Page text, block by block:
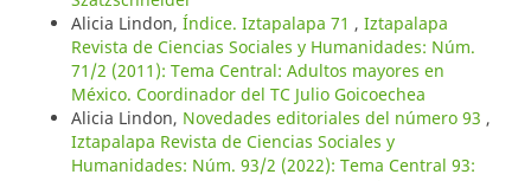
Alicia Lindon, Índice. Iztapalapa 71 , Iztapalapa
Revista de Ciencias Sociales y Humanidades: Núm.
71/2 (2011): Tema Central: Adultos mayores en
México. Coordinador del TC Julio Goicoechea
Alicia Lindon, Novedades editoriales del número 93 ,
Iztapalapa Revista de Ciencias Sociales y
Humanidades: Núm. 93/2 (2022): Tema Central 93: